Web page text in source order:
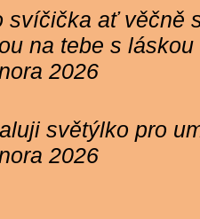
svíčička ať věčně
na tebe s
2026
světýlko pro
2026